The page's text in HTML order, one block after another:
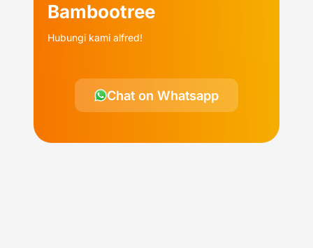
Bambootree
Hubungi kami alfred!
Chat on Whatsapp